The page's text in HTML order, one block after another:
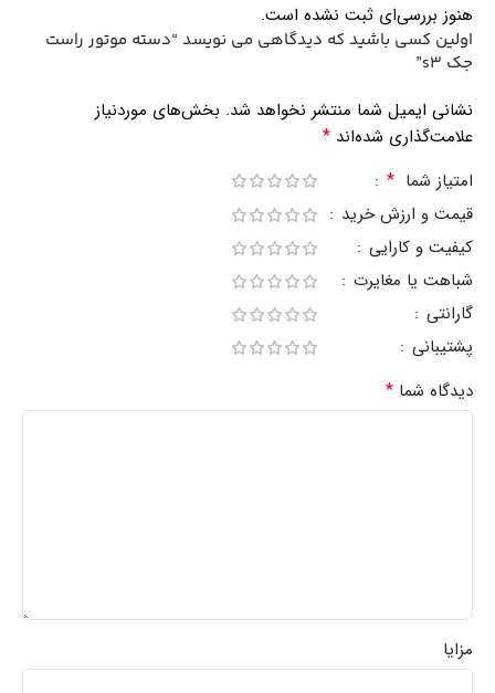
هنوز بررسی‌ای ثبت نشده است.
اولین کسی باشید که دیدگاهی می نویسد “دسته موتور راست
جک s3”
نشانی ایمیل شما منتشر نخواهد شد. بخش‌های موردنیاز
علامت‌گذاری شده‌اند *
امتیاز شما *
قیمت و ارزش خرید
کیفیت و کارایی
شباهت یا مغایرت
گارانتی
پشتیبانی
دیدگاه شما *
مزایا